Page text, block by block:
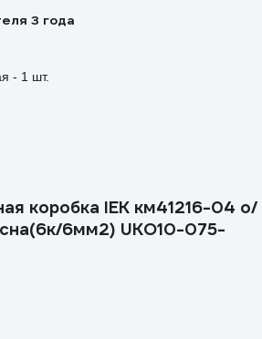
3 года
- 1 шт.
коробка IEK км41216-04 о/
6мм2) UKO10-075-